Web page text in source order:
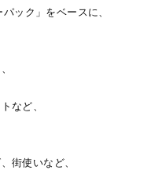
ック」をベースに、
など、
街使いなど、